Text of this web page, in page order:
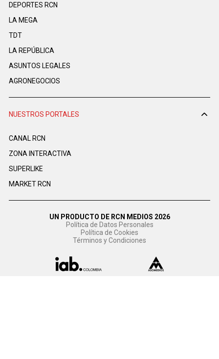
DEPORTES RCN
LA MEGA
TDT
LA REPÚBLICA
ASUNTOS LEGALES
AGRONEGOCIOS
NUESTROS PORTALES
CANAL RCN
ZONA INTERACTIVA
SUPERLIKE
MARKET RCN
UN PRODUCTO DE RCN MEDIOS 2026
Política de Datos Personales
Política de Cookies
Términos y Condiciones